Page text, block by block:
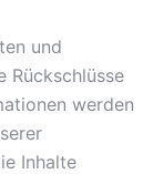
und
Rückschlüsse
werden
Inhalte